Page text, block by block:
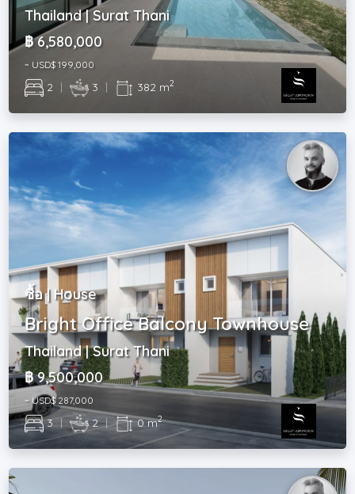
Thailand | Surat Thani
฿ 6,580,000
~ USD$ 199,000
2 | 3 | 382 m2
ซื้อ | House
Bright Office Balcony Townhouse
Thailand | Surat Thani
฿ 9,500,000
~ USD$ 287,000
3 | 2 | 0 m2